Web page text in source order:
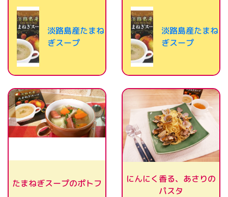
淡路島産たまね
ぎスープ
淡路島産たまね
ぎスープ
たまねぎスープのポトフ にんにく香る、あさりの
パスタ